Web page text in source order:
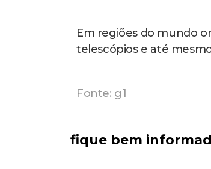
Em regiões do mundo
telescópios e até
Fonte: g1
fique bem